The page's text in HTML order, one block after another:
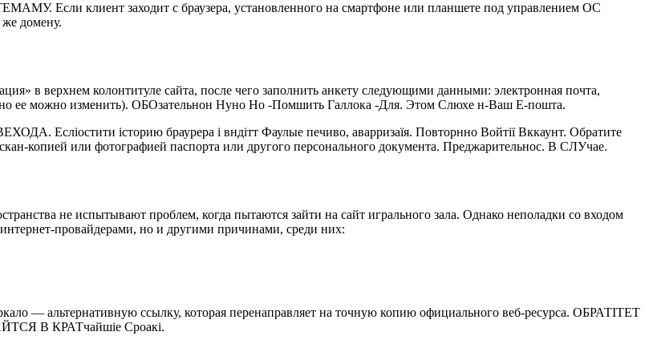
Если клиент заходит с браузера, установленного на смартфоне или планшете под управлением ОС
домену.
в верхнем колонтитуле сайта, после чего заполнить анкету следующими данными: электронная почта,
но ее можно изменить). ОБОзательнон Нуно Но -Помшить Галлока -Для. Этом Слюхе н-Ваш Е-пошта.
історию браурера і вндітт Фаулые печиво, аварризаїя. Повторнно Войтії Вккаунт. Обратите
копией или фотографией паспорта или другого персонального документа. Преджарительнос. В СЛУчае.
не испытывают проблем, когда пытаются зайти на сайт игрального зала. Однако неполадки со входом
провайдерами, но и другими причинами, среди них:
— альтернативную ссылку, которая перенаправляет на точную копию официального веб-ресурса. ОБРАТІТЕТ
В КРАТчайшіе Сроакі.